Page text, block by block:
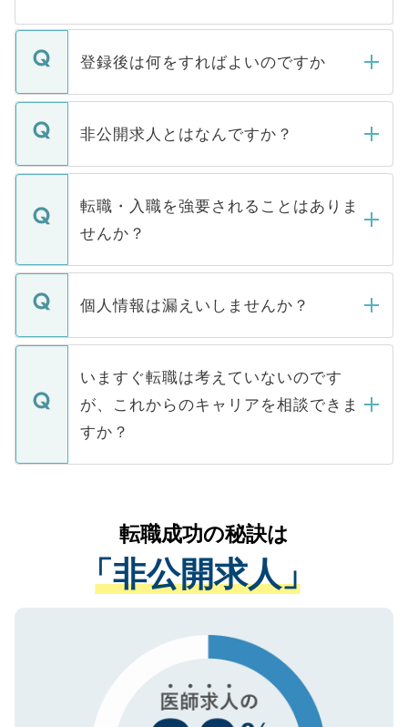
登録後は何をすればよいのですか
ご登録いただきましたら、弊社担当者がご
登録内容を確認し、その後メールもしくは
ます。通常、5営業日以内にはご連絡をせて
いただきますので、しばらくお待ちくださ
非公開求人とはなんですか？
マイナビDOCTORで取り扱っている求人の
うち約3割は、Webサイトからご覧いただ
けない「非公開求人」です。非公開求人は
下記の理由によって、一般には公開してい
ません。
■応募殺到を避けるため 人気のある医療機
関を公にしてしまうと、応募が殺到する場
に、医療機関が求める条件に合った人材の
みを人材紹介会社に依頼するケースが増え
ています。
転職・入職を強要されることはありま
せんか？
転職・入職を強要することは一切ありませ
ん。また、仮に応募先から内定をいただい
定を承諾する必要はありません。内定先へ
の辞退の連絡はキャリアパートナーが行い
個人情報は漏えいしませんか？
個人情報が漏えいすることはありませんの
で、ご安心ください。当サイトからの登録
などで収集したご登録者様の個人情報は、
ご本人のキャリアアップおよび転職活動の
支援を目的に使用いたします。お預かりし
ているすべての個人データはご本人の許可
は、個人情報の取り扱いについての厳密な
管理基準を満たした事業者のみに付与され
る、プライバシーマークを取得済みです。
で、機密保持に関してもご安心ください。
いますぐ転職は考えていないのです
が、これからのキャリアを相談できま
すか？
かがいして、現在の医療機関の状況や紹介
経験をまじえながら、適切なアドバイスを
させていただきます。すぐにご転職をされ
ない方には、長期的なサポートが可能です
ので、まずはご登録ください。
転職成功の秘訣は
「非公開求人」